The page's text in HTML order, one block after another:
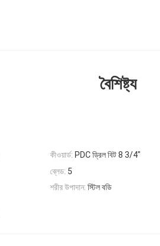
বৈশিষ্ট্য
কীওয়ার্ড: PDC ড্রিল বিট 8 3/4"
ব্লেড: 5
শরীর উপাদান: স্টিল বডি